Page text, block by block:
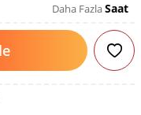
Daha FazlaSaat